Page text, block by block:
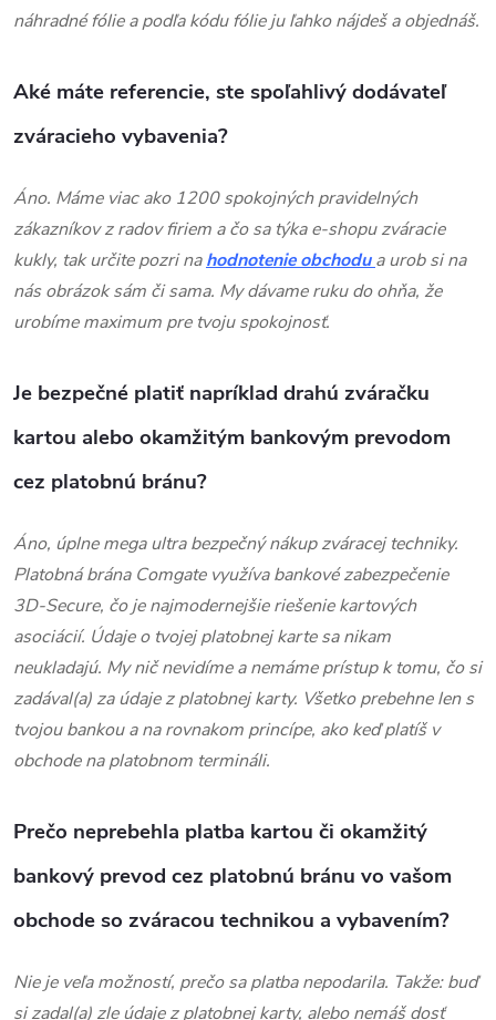
náhradné fólie a podľa kódu fólie ju ľahko nájdeš a objednáš.
Aké máte referencie, ste spoľahlivý dodávateľ
zváracieho vybavenia?
Áno. Máme viac ako 1200 spokojných pravidelných
zákazníkov z radov firiem a čo sa týka e-shopu zváracie
kukly, tak určite pozri nahodnotenie obchodua urob si na
nás obrázok sám či sama. My dávame ruku do ohňa, že
urobíme maximum pre tvoju spokojnosť.
Je bezpečné platiť napríklad drahú zváračku
kartou alebo okamžitým bankovým prevodom
cez platobnú bránu?
Áno, úplne mega ultra bezpečný nákup zváracej techniky.
Platobná brána Comgate využíva bankové zabezpečenie
3D-Secure, čo je najmodernejšie riešenie kartových
asociácií. Údaje o tvojej platobnej karte sa nikam
neukladajú. My nič nevidíme a nemáme prístup k tomu, čo si
zadával(a) za údaje z platobnej karty. Všetko prebehne len s
tvojou bankou a na rovnakom princípe, ako keď platíš v
obchode na platobnom termináli.
Prečo neprebehla platba kartou či okamžitý
bankový prevod cez platobnú bránu vo vašom
obchode so zváracou technikou a vybavením?
Nie je veľa možností, prečo sa platba nepodarila. Takže: buď
si zadal(a) zle údaje z platobnej karty, alebo nemáš dosť